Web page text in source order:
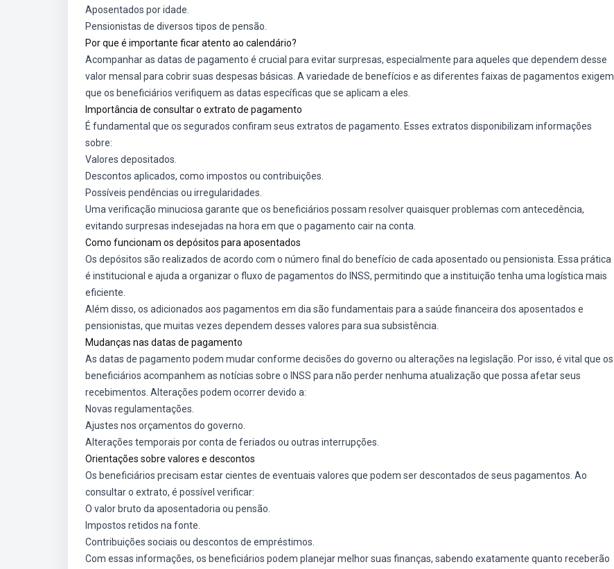
Aposentados por idade.
Pensionistas de diversos tipos de pensão.
Por que é importante ficar atento ao calendário?
Acompanhar as datas de pagamento é crucial para evitar surpresas, especialmente para aqueles que dependem desse
valor mensal para cobrir suas despesas básicas. A variedade de benefícios e as diferentes faixas de pagamentos exigem
que os beneficiários verifiquem as datas específicas que se aplicam a eles.
Importância de consultar o extrato de pagamento
É fundamental que os segurados confiram seus extratos de pagamento. Esses extratos disponibilizam informações
sobre:
Valores depositados.
Descontos aplicados, como impostos ou contribuições.
Possíveis pendências ou irregularidades.
Uma verificação minuciosa garante que os beneficiários possam resolver quaisquer problemas com antecedência,
evitando surpresas indesejadas na hora em que o pagamento cair na conta.
Como funcionam os depósitos para aposentados
Os depósitos são realizados de acordo com o número final do benefício de cada aposentado ou pensionista. Essa prática
é institucional e ajuda a organizar o fluxo de pagamentos do INSS, permitindo que a instituição tenha uma logística mais
eficiente.
Além disso, os adicionados aos pagamentos em dia são fundamentais para a saúde financeira dos aposentados e
pensionistas, que muitas vezes dependem desses valores para sua subsistência.
Mudanças nas datas de pagamento
As datas de pagamento podem mudar conforme decisões do governo ou alterações na legislação. Por isso, é vital que os
beneficiários acompanhem as notícias sobre o INSS para não perder nenhuma atualização que possa afetar seus
recebimentos. Alterações podem ocorrer devido a:
Novas regulamentações.
Ajustes nos orçamentos do governo.
Alterações temporais por conta de feriados ou outras interrupções.
Orientações sobre valores e descontos
Os beneficiários precisam estar cientes de eventuais valores que podem ser descontados de seus pagamentos. Ao
consultar o extrato, é possível verificar:
O valor bruto da aposentadoria ou pensão.
Impostos retidos na fonte.
Contribuições sociais ou descontos de empréstimos.
Com essas informações, os beneficiários podem planejar melhor suas finanças, sabendo exatamente quanto receberão